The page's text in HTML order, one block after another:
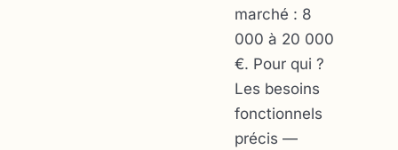
marché : 8
000 à 20 000
€. Pour qui ?
Les besoins
fonctionnels
précis —